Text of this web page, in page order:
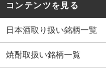
コンテンツを見る
日本酒取り扱い銘柄一覧
焼酎取扱い銘柄一覧